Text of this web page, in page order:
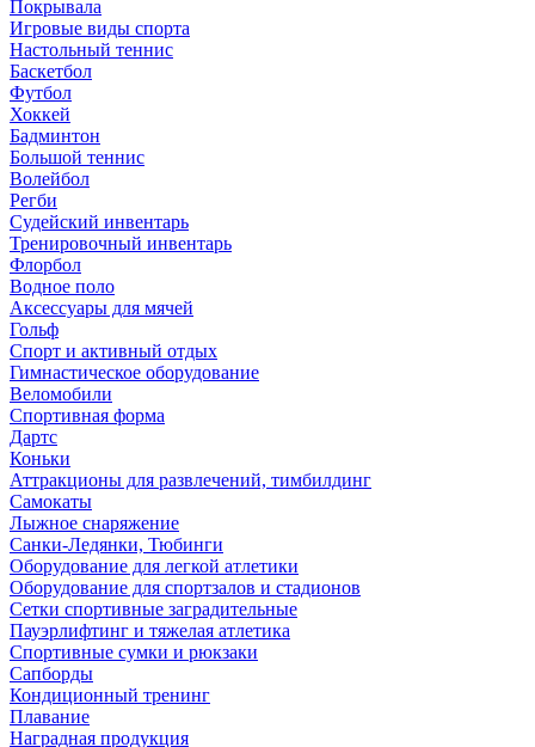
Покрывала
Игровые виды спорта
Настольный теннис
Баскетбол
Футбол
Хоккей
Бадминтон
Большой теннис
Волейбол
Регби
Судейский инвентарь
Тренировочный инвентарь
Флорбол
Водное поло
Аксессуары для мячей
Гольф
Спорт и активный отдых
Гимнастическое оборудование
Веломобили
Спортивная форма
Дартс
Коньки
Аттракционы для развлечений, тимбилдинг
Самокаты
Лыжное снаряжение
Санки-Ледянки, Тюбинги
Оборудование для легкой атлетики
Оборудование для спортзалов и стадионов
Сетки спортивные заградительные
Пауэрлифтинг и тяжелая атлетика
Спортивные сумки и рюкзаки
Сапборды
Кондиционный тренинг
Плавание
Наградная продукция